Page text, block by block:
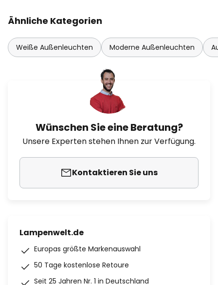
Ähnliche Kategorien
Weiße Außenleuchten Moderne Außenleuchten
Wünschen Sie eine Beratung?
Unsere Experten stehen Ihnen zur Verfügung.
Kontaktieren Sie uns
Lampenwelt.de
Europas größte Markenauswahl
50 Tage kostenlose Retoure
Seit 25 Jahren Nr. 1 in Deutschland